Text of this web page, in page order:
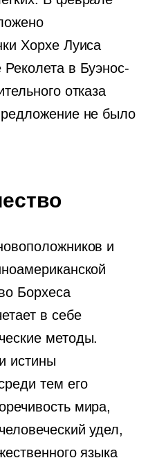
Хорхе Луиса
в Буэнос-
отказа
не было
и
Борхеса
в себе
методы.
истины
тем его
мира,
удел,
языка